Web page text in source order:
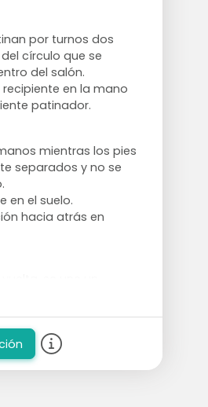
por turnos dos
círculo que se
del salón.
recipiente en la mano
patinador.
mientras los pies
separados y no se
en el suelo.
hacia atrás en
completo patina una
juego.
que queda